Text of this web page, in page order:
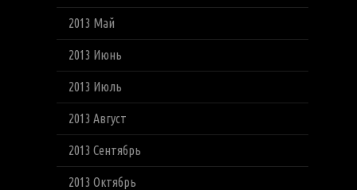
2013 Май
2013 Июнь
2013 Июль
2013 Август
2013 Сентябрь
2013 Октябрь